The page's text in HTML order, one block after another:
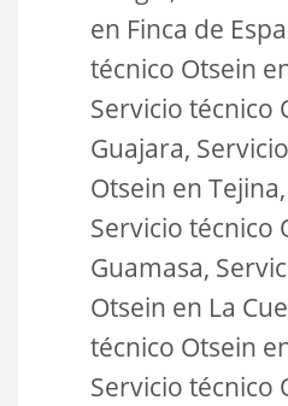
en Finca de
técnico Otsein
Servicio técnico
Guajara,
Otsein en
Servicio técnico
Guamasa,
Otsein en La
técnico Otsein
Servicio técnico